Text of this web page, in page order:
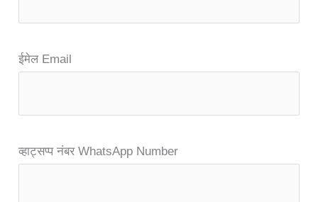
ईमेल Email
व्हाट्सप्प नंबर WhatsApp Number